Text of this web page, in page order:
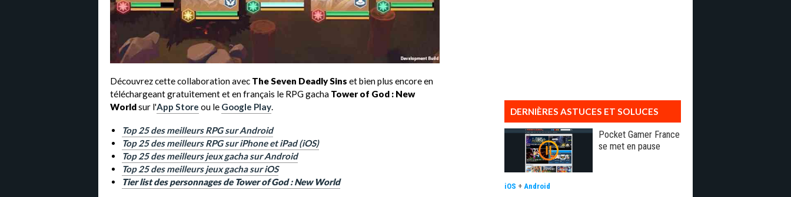
Découvrez cette collaboration avec The Seven Deadly Sins et bien plus encore en
téléchargeant gratuitement et en français le RPG gacha Tower of God : New
Worldsur l'App Store ou le Google Play.
Top 25 des meilleurs RPG sur Android
Top 25 des meilleurs RPG sur iPhone et iPad (iOS)
Top 25 des meilleurs jeux gacha sur Android
Top 25 des meilleurs jeux gacha sur iOS
Tier list des personnages de Tower of God : New World
DERNIÈRES ASTUCES ET SOLUCES
Pocket Gamer France
se met en pause
iOS + Android